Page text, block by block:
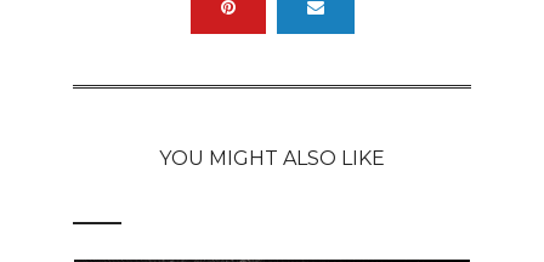
YOU MIGHT ALSO LIKE